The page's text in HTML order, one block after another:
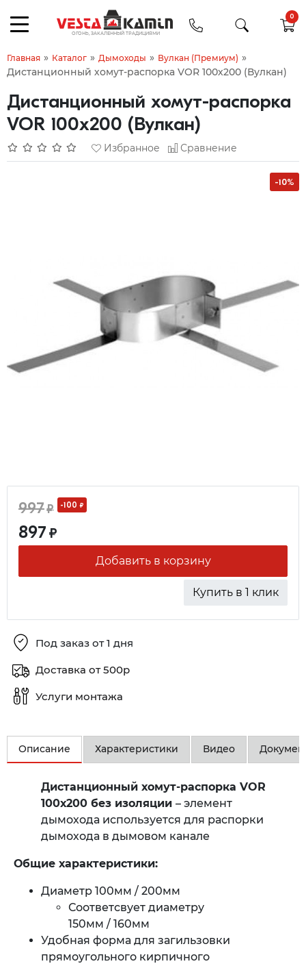
0
Главная » Каталог » Дымоходы » Вулкан (Премиум) »
Дистанционный хомут-распорка VOR 100х200 (Вулкан)
Дистанционный хомут-распорка
VOR 100х200 (Вулкан)
Избранное Сравнение
-10%
997₽ -100 ₽
897 ₽
Добавить в корзину
Купить в 1 клик
Под заказ от 1 дня
Доставка от 500р
Услуги монтажа
Описание Характеристики Видео
Дистанционный хомут-распорка VOR
100х200 без изоляции – элемент
дымохода используется для распорки
дымохода в дымовом канале
Общие характеристики:
Диаметр 100мм / 200мм
Соответсвует диаметру
150мм / 160мм
Удобная форма для загильзовки
прямоугольного кирпичного